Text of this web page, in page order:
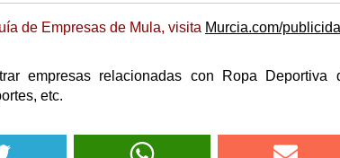
de Empresas de Mula, visita Murcia.com/
empresas relacionadas con Ropa Deportiva
etc.